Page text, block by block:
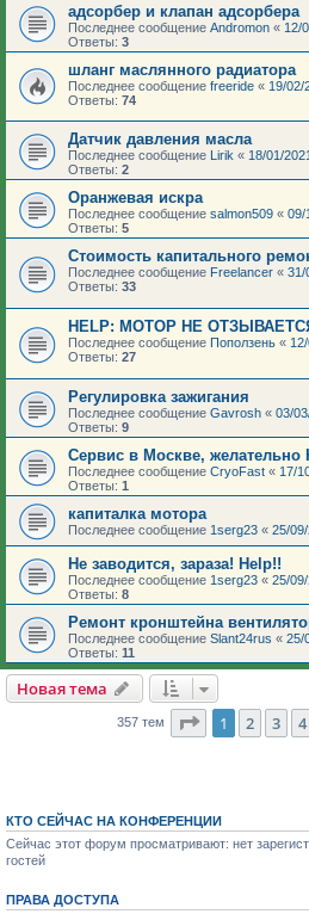
адсорбер и клапан адсорбера
Последнее сообщение Andromon « 12/
Ответы: 3
шланг маслянного радиатора
Последнее сообщение freeride « 19/02/
Ответы: 74
Датчик давления масла
Последнее сообщение Lirik « 18/01/
Ответы: 2
Оранжевая искра
Последнее сообщение salmon509 « 09/
Ответы: 5
Стоимость капитального
Последнее сообщение Freelancer « 31/
Ответы: 33
HELP: МОТОР НЕ
Последнее сообщение Поползень «
Ответы: 27
Регулировка зажигания
Последнее сообщение Gavrosh « 03/
Ответы: 9
Сервис в Москве,
Последнее сообщение CryoFast « 17/
Ответы: 1
капиталка мотора
Последнее сообщение 1serg23 « 25/
Не заводится, зараза! Help!!
Последнее сообщение 1serg23 « 25/
Ответы: 8
Ремонт кронштейна
Последнее сообщение Slant24rus « 25/
Ответы: 11
Новая тема
357 тем Страница из
1 2 3 4
КТО СЕЙЧАС НА КОНФЕРЕНЦИИ
Сейчас этот форум просматривают: нет
гостей
ПРАВА ДОСТУПА